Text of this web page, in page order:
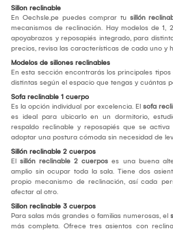
Sillon reclinable
En Oechsle.pe puedes comprar tu sillón
mecanismos de reclinación. Hay modelos de 1,
apoyabrazos y reposapiés integrado, para
precios, revisa las características de cada uno y
Modelos de sillones reclinables
En esta sección encontrarás los principales tipos
distintas según el espacio que tengas y cuántas
Sofa reclinable 1 cuerpo
Es la opción individual por excelencia. El sofa
es ideal para ubicarlo en un dormitorio,
respaldo reclinable y reposapiés que se
adoptar una postura cómoda sin necesidad de
Sillón reclinable 2 cuerpos
El sillón reclinable 2 cuerpos es una buena
amplio sin ocupar toda la sala. Tiene dos
propio mecanismo de reclinación, así cada
afectar al otro.
Sillon reclinable 3 cuerpos
Para salas más grandes o familias numerosas, el
más completa. Ofrece tres asientos con